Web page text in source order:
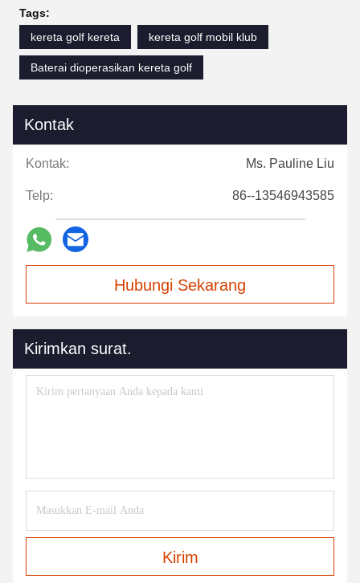
Tags:
kereta golf kereta
kereta golf mobil klub
Baterai dioperasikan kereta golf
Kontak
Kontak: Ms. Pauline Liu
Telp: 86--13546943585
Hubungi Sekarang
Kirimkan surat.
Kirim